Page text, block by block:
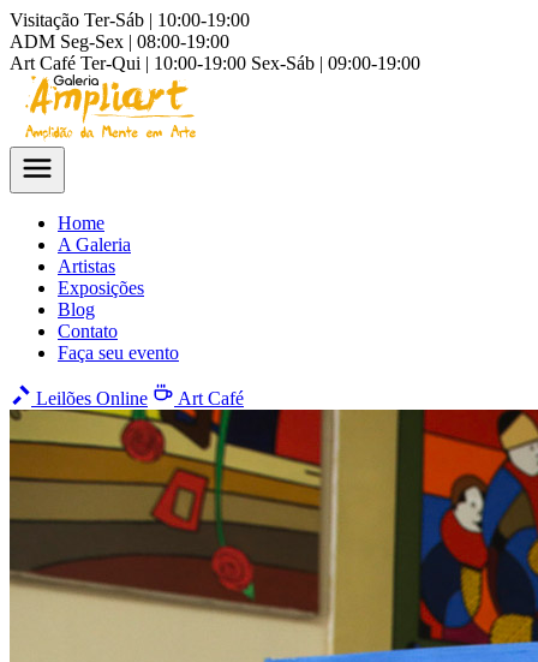
Visitação Ter-Sáb | 10:00-19:00
ADM Seg-Sex | 08:00-19:00
Art Café Ter-Qui | 10:00-19:00 Sex-Sáb | 09:00-19:00
Home
A Galeria
Artistas
Exposições
Blog
Contato
Faça seu evento
Leilões Online Art Café